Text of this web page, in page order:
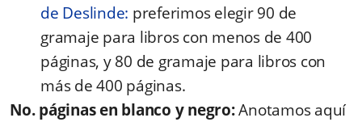
de Deslinde: preferimos elegir 90 de
gramaje para libros con menos de 400
páginas, y 80 de gramaje para libros con
más de 400 páginas.
No. páginas en blanco y negro:Anotamos aquí